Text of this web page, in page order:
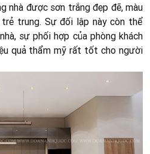
nhà được sơn trắng đẹp đẽ, màu
trung. Sự đối lập này còn thể
sự phối hợp của phòng khách
quả thẩm mỹ rất tốt cho người